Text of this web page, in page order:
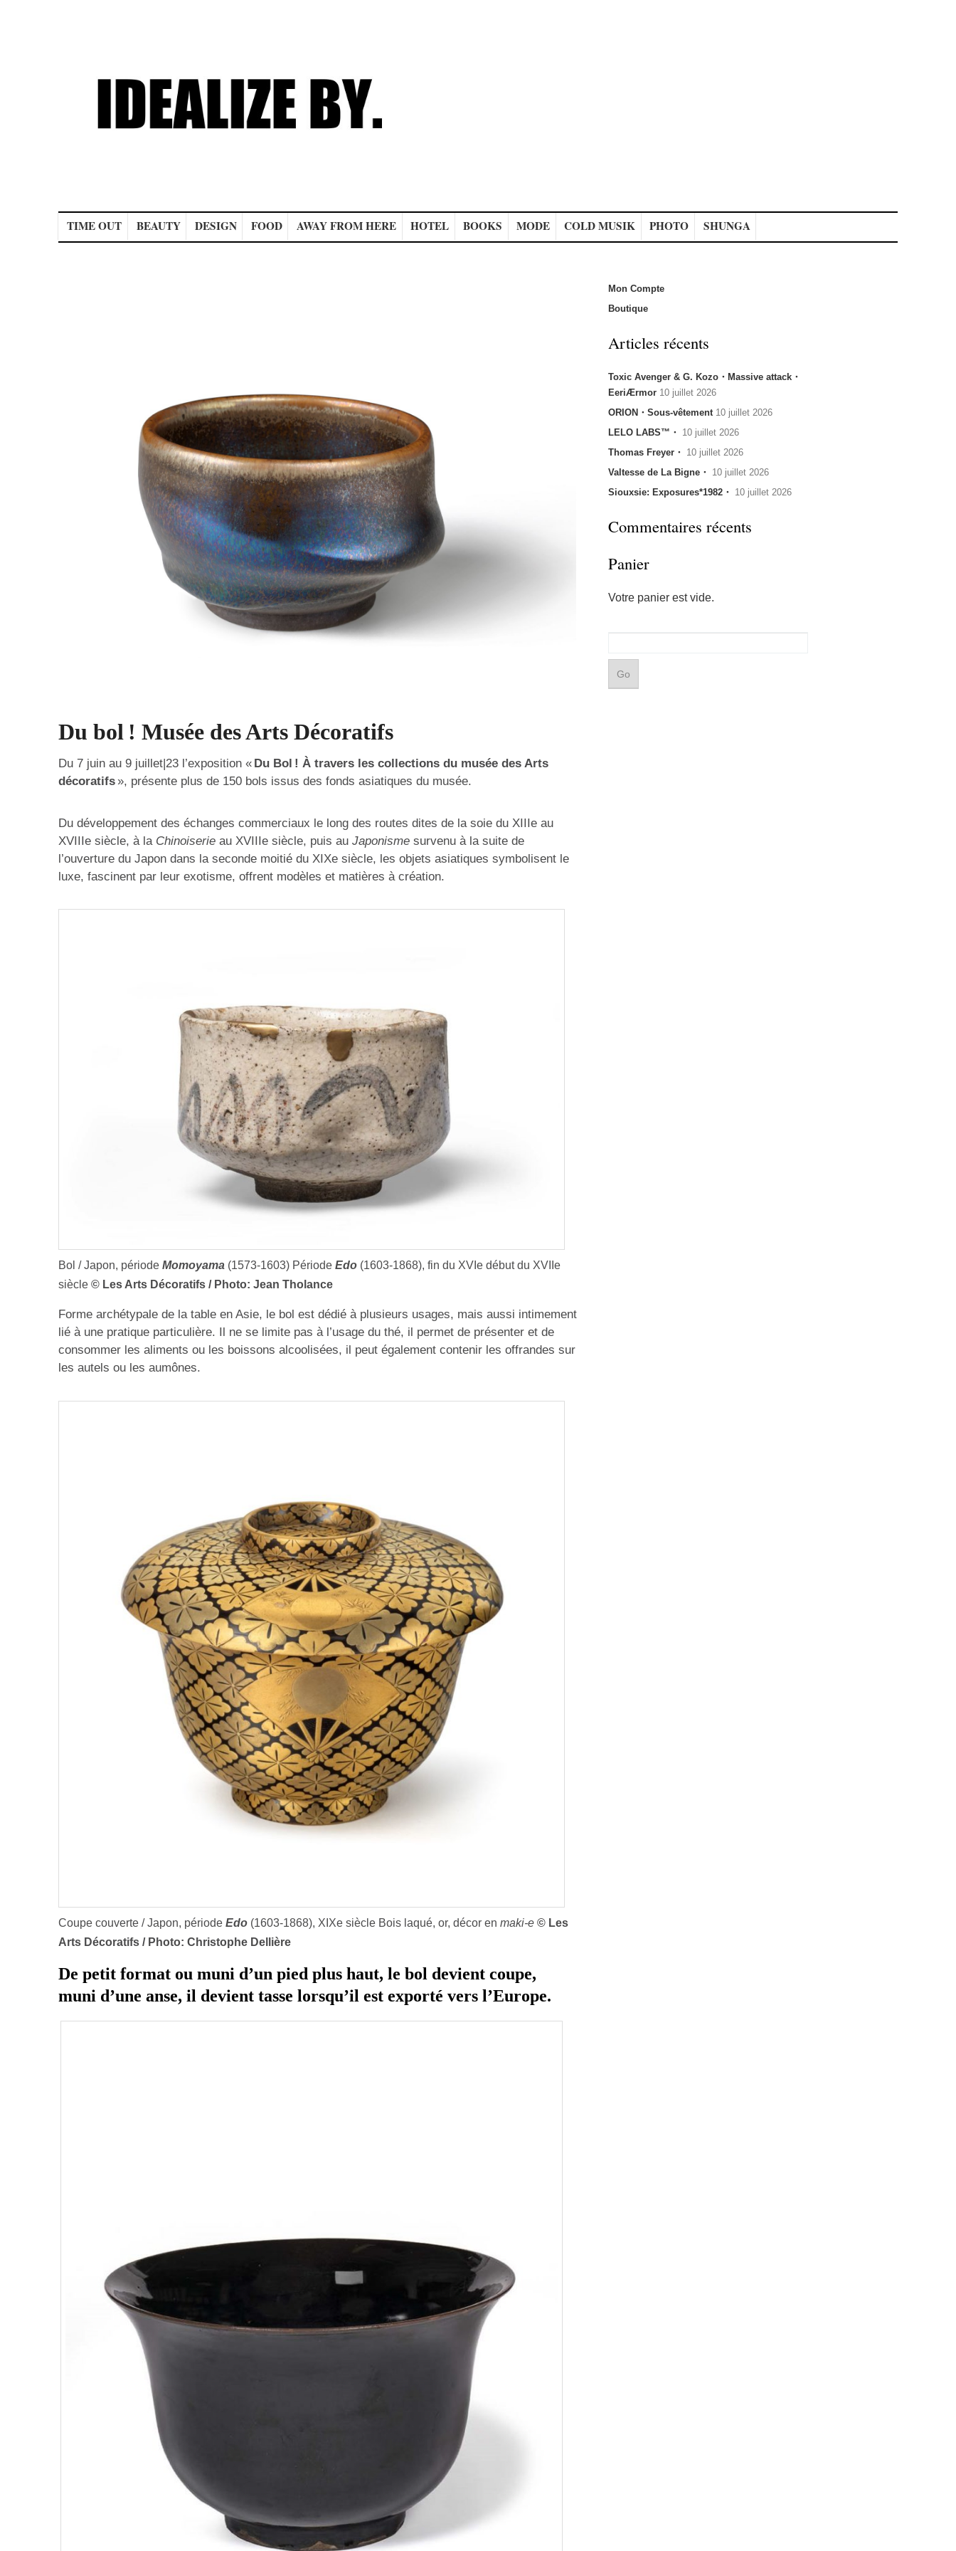
TIME OUT BEAUTY DESIGN FOOD AWAY FROM HERE HOTEL BOOKS MODE COLD MUSIK PHOTO SHUNGA
Du bol ! Musée des Arts Décoratifs
Du 7 juin au 9 juillet|23 l’exposition « Du Bol ! À travers les collections du musée des Arts
décoratifs», présente plus de 150 bols issus des fonds asiatiques du musée.
Du développement des échanges commerciaux le long des routes dites de la soie du XIIIe au
XVIIIe siècle, à la Chinoiserie au XVIIIe siècle, puis au Japonisme survenu à la suite de
l’ouverture du Japon dans la seconde moitié du XIXe siècle, les objets asiatiques symbolisent le
luxe, fascinent par leur exotisme, offrent modèles et matières à création.
Bol / Japon, période Momoyama (1573-1603) Période Edo (1603-1868), fin du XVIe début du XVIIe
siècle © Les Arts Décoratifs / Photo: Jean Tholance
Forme archétypale de la table en Asie, le bol est dédié à plusieurs usages, mais aussi intimement
lié à une pratique particulière. Il ne se limite pas à l’usage du thé, il permet de présenter et de
consommer les aliments ou les boissons alcoolisées, il peut également contenir les offrandes sur
les autels ou les aumônes.
Coupe couverte / Japon, période Edo (1603-1868), XIXe siècle Bois laqué, or, décor en maki-e © Les
Arts Décoratifs / Photo: Christophe Dellière
De petit format ou muni d’un pied plus haut, le bol devient coupe,
muni d’une anse, il devient tasse lorsqu’il est exporté vers l’Europe.
Mon Compte
Boutique
Articles récents
Toxic Avenger & G. Kozo・Massive attack・
EeriÆrmor 10 juillet 2026
ORION・Sous-vêtement 10 juillet 2026
LELO LABS™・ 10 juillet 2026
Thomas Freyer・ 10 juillet 2026
Valtesse de La Bigne・ 10 juillet 2026
Siouxsie: Exposures*1982・ 10 juillet 2026
Commentaires récents
Panier
Votre panier est vide.